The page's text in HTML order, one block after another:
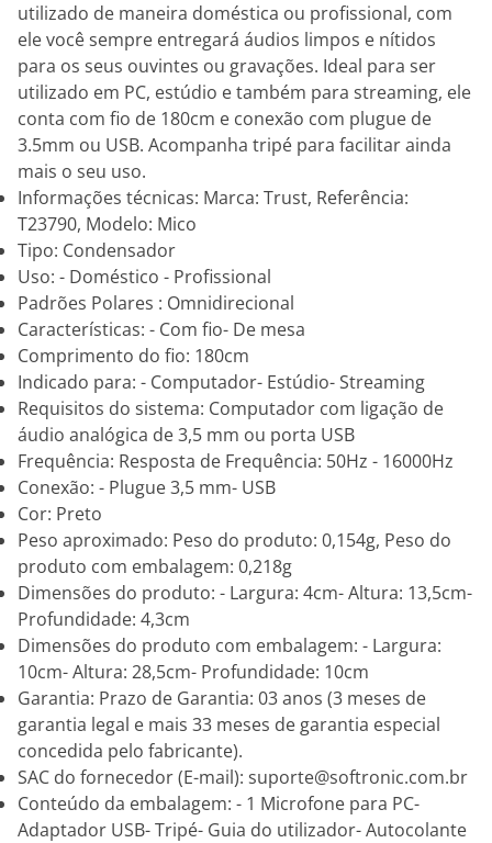
utilizado de maneira doméstica ou profissional, com
ele você sempre entregará áudios limpos e nítidos
para os seus ouvintes ou gravações. Ideal para ser
utilizado em PC, estúdio e também para streaming, ele
conta com fio de 180cm e conexão com plugue de
3.5mm ou USB. Acompanha tripé para facilitar ainda
mais o seu uso.
Informações técnicas: Marca: Trust, Referência:
T23790, Modelo: Mico
Tipo: Condensador
Uso: - Doméstico - Profissional
Padrões Polares : Omnidirecional
Características: - Com fio- De mesa
Comprimento do fio: 180cm
Indicado para: - Computador- Estúdio- Streaming
Requisitos do sistema: Computador com ligação de
áudio analógica de 3,5 mm ou porta USB
Frequência: Resposta de Frequência: 50Hz - 16000Hz
Conexão: - Plugue 3,5 mm- USB
Cor: Preto
Peso aproximado: Peso do produto: 0,154g, Peso do
produto com embalagem: 0,218g
Dimensões do produto: - Largura: 4cm- Altura: 13,5cm-
Profundidade: 4,3cm
Dimensões do produto com embalagem: - Largura:
10cm- Altura: 28,5cm- Profundidade: 10cm
Garantia: Prazo de Garantia: 03 anos (3 meses de
garantia legal e mais 33 meses de garantia especial
concedida pelo fabricante).
SAC do fornecedor (E-mail): suporte@softronic.com.br
Conteúdo da embalagem: - 1 Microfone para PC-
Adaptador USB- Tripé- Guia do utilizador- Autocolante